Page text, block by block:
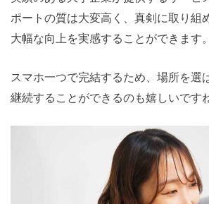
ポートの質は大変高く、真剣に取り組
大幅な向上を実感することができます。
スマホ一つで完結するため、場所を選
継続することができるのも嬉しいです